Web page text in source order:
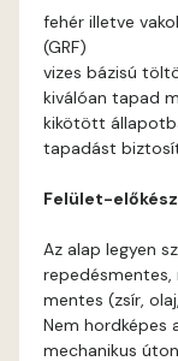
fehér illetve
(GRF)
vizes bázisú
kiválóan tapad
kikötött
tapadást
Felület-
Az alap legyen
mentes (zsír,
Nem hordképes
mechanikus